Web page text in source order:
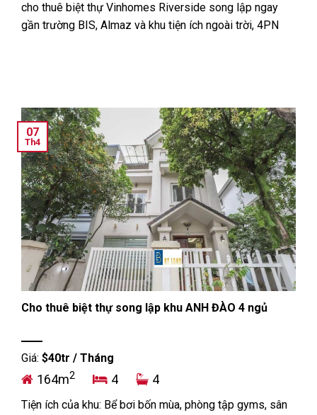
cho thuê biệt thự Vinhomes Riverside song lập ngay
gần trường BIS, Almaz và khu tiện ích ngoài trời, 4PN
07
Th4
Cho thuê biệt thự song lập khu ANH ĐÀO 4 ngủ
Giá: $40tr / Tháng
164m2 4 4
Tiện ích của khu: Bể bơi bốn mùa, phòng tập gyms, sân